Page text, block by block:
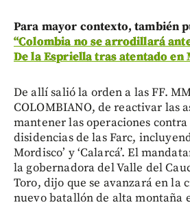
Para mayor contexto, también
“Colombia no se arrodillará
De la Espriella tras atentado en
De allí salió la orden a las FF.
COLOMBIANO, de reactivar las
mantener las operaciones
disidencias de las Farc,
Mordisco’ y ‘Calarcá’. El
la gobernadora del Valle del
Toro, dijo que se avanzará en la
nuevo batallón de alta montaña